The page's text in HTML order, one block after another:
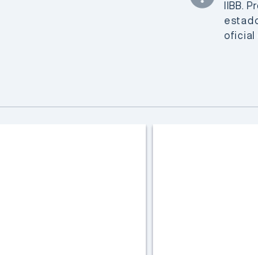
IIBB.
oficial